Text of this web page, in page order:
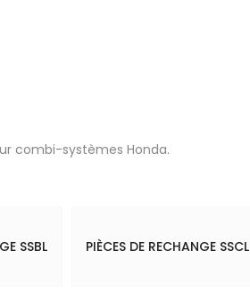
combi-systèmes Honda.
SSBL PIÈCES DE RECHANGE SSCL